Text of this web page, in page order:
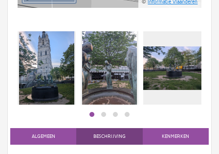
©Informatie Vlaanderen
ALGEMEEN BESCHRIJVING KENMERKEN